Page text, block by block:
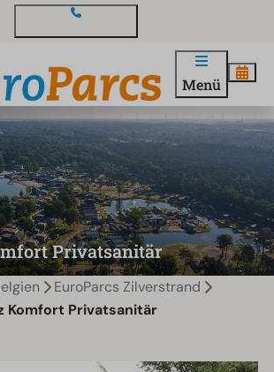
Menü
Privatsanitär
EuroParcs Zilverstrand
Komfort Privatsanitär